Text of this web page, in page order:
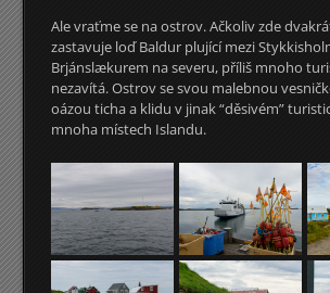
Ale vraťme se na ostrov. Ačkoliv zde
zastavuje loď Baldur plující mezi
Brjánslækurem na severu, příliš mnoho
nezavítá. Ostrov se svou malebnou
oázou ticha a klidu v jinak “děsivém”
mnoha místech Islandu.